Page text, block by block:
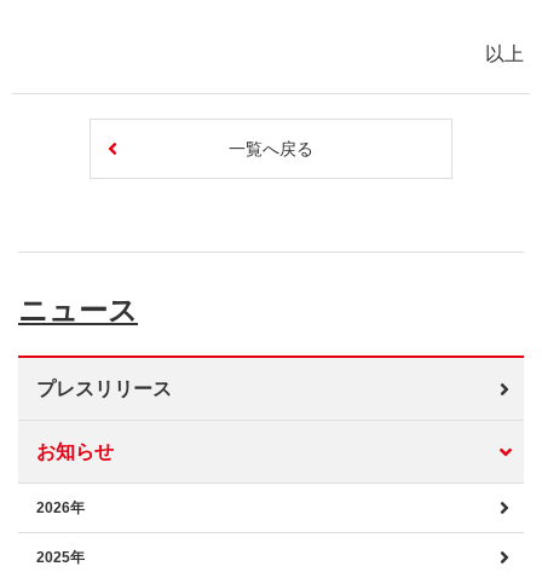
以上
一覧へ戻る
ニュース
プレスリリース
お知らせ
2026年
2025年